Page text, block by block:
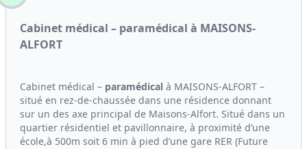
Cabinet médical – paramédical à MAISONS-
ALFORT
Cabinet médical – paramédical à MAISONS-ALFORT –
situé en rez-de-chaussée dans une résidence donnant
sur un des axe principal de Maisons-Alfort. Situé dans un
quartier résidentiel et pavillonnaire, à proximité d’une
école,à 500m soit 6 min à pied d’une gare RER (Future